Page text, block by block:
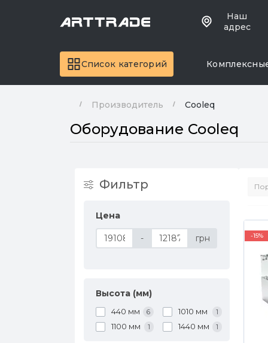
Наш
адрес
Список категорий
Производитель Cooleq
Оборудование Cooleq
Фильтр
Цена
- грн
Высота (мм)
440 мм 6 1010 мм 1
1100 мм 1 1440 мм 1
-15%